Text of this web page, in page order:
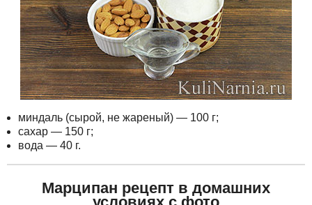
миндаль (сырой, не жареный) — 100 г;
сахар — 150 г;
вода — 40 г.
Марципан рецепт в домашних